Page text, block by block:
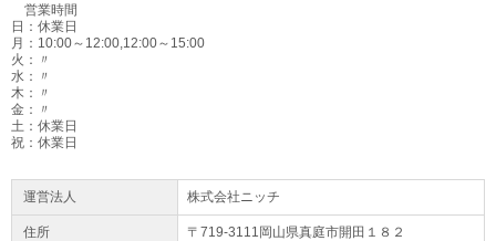
【肩掛バンド】両肩タイプ
【刈刃】10”チップソー(255×40P)
【3軸合成値】4.9m/s2
【排気量】22.5 cm3
【スパークプラグ】NGK BPMR8Y
【パイプ直径】24 mm
【パイプ長さ】1700 mm
営業時間
日：休業日
月：10:00～12:00,12:00～15:00
火：〃
水：〃
木：〃
金：〃
土：休業日
祝：休業日
運営法人 株式会社ニッチ
住所 〒719-3111岡山県真庭市開田１８２